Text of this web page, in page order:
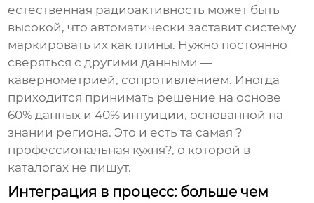
естественная радиоактивность может быть
высокой, что автоматически заставит систему
маркировать их как глины. Нужно постоянно
сверяться с другими данными —
кавернометрией, сопротивлением. Иногда
приходится принимать решение на основе
60% данных и 40% интуиции, основанной на
знании региона. Это и есть та самая ?
профессиональная кухня?, о которой в
каталогах не пишут.
Интеграция в процесс: больше чем